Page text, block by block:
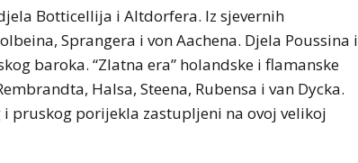
Botticellija i Altdorfera. Iz sjevernih
Sprangera i von Aachena. Djela Poussina i
baroka. “Zlatna era” holandske i flamanske
Halsa, Steena, Rubensa i van Dycka.
pruskog porijekla zastupljeni na ovoj velikoj